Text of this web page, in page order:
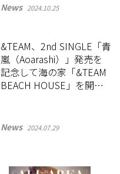
News 2024.10.25
&TEAM、2nd SINGLE「青
嵐（Aoarashi）」発売を
記念して海の家「&TEAM
BEACH HOUSE」を開催
News 2024.07.29